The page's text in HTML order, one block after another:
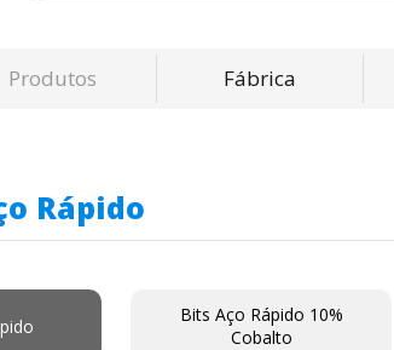
Produtos Fábrica
Rápido
Bits Aço Rápido 10%
Cobalto